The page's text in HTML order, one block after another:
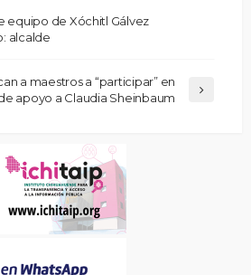
equipo de Xóchitl Gálvez
alcalde
a maestros a “participar” en
apoyo a Claudia Sheinbaum